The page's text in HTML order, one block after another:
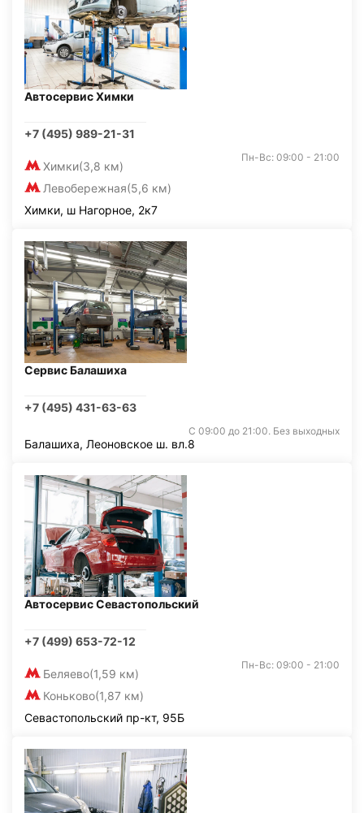
Автосервис Химки
+7 (495) 989-21-31
Химки(3,8 км)
Левобережная(5,6 км)
Пн-Вс: 09:00 - 21:00
Химки, ш Нагорное, 2к7
Сервис Балашиха
+7 (495) 431-63-63
С 09:00 до 21:00. Без выходных
Балашиха, Леоновское ш. вл.8
Автосервис Севастопольский
+7 (499) 653-72-12
Беляево(1,59 км)
Коньково(1,87 км)
Пн-Вс: 09:00 - 21:00
Севастопольский пр-кт, 95Б